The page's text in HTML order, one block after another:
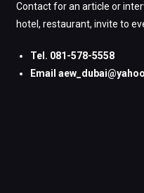
Contact for an article or
hotel, restaurant, invite to
Tel. 081-578-5558
Email